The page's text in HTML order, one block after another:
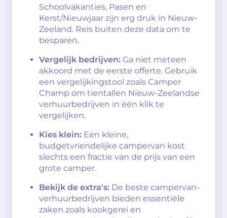
Schoolvakanties, Pasen en
Kerst/Nieuwjaar zijn erg druk in Nieuw-
Zeeland. Reis buiten deze data om te
besparen.
Vergelijk bedrijven: Ga niet meteen
akkoord met de eerste offerte. Gebruik
een vergelijkingstool zoals Camper
Champ om tientallen Nieuw-Zeelandse
verhuurbedrijven in één klik te
vergelijken.
Kies klein: Een kleine,
budgetvriendelijke campervan kost
slechts een fractie van de prijs van een
grote camper.
Bekijk de extra's: De beste campervan-
verhuurbedrijven bieden essentiële
zaken zoals kookgerei en